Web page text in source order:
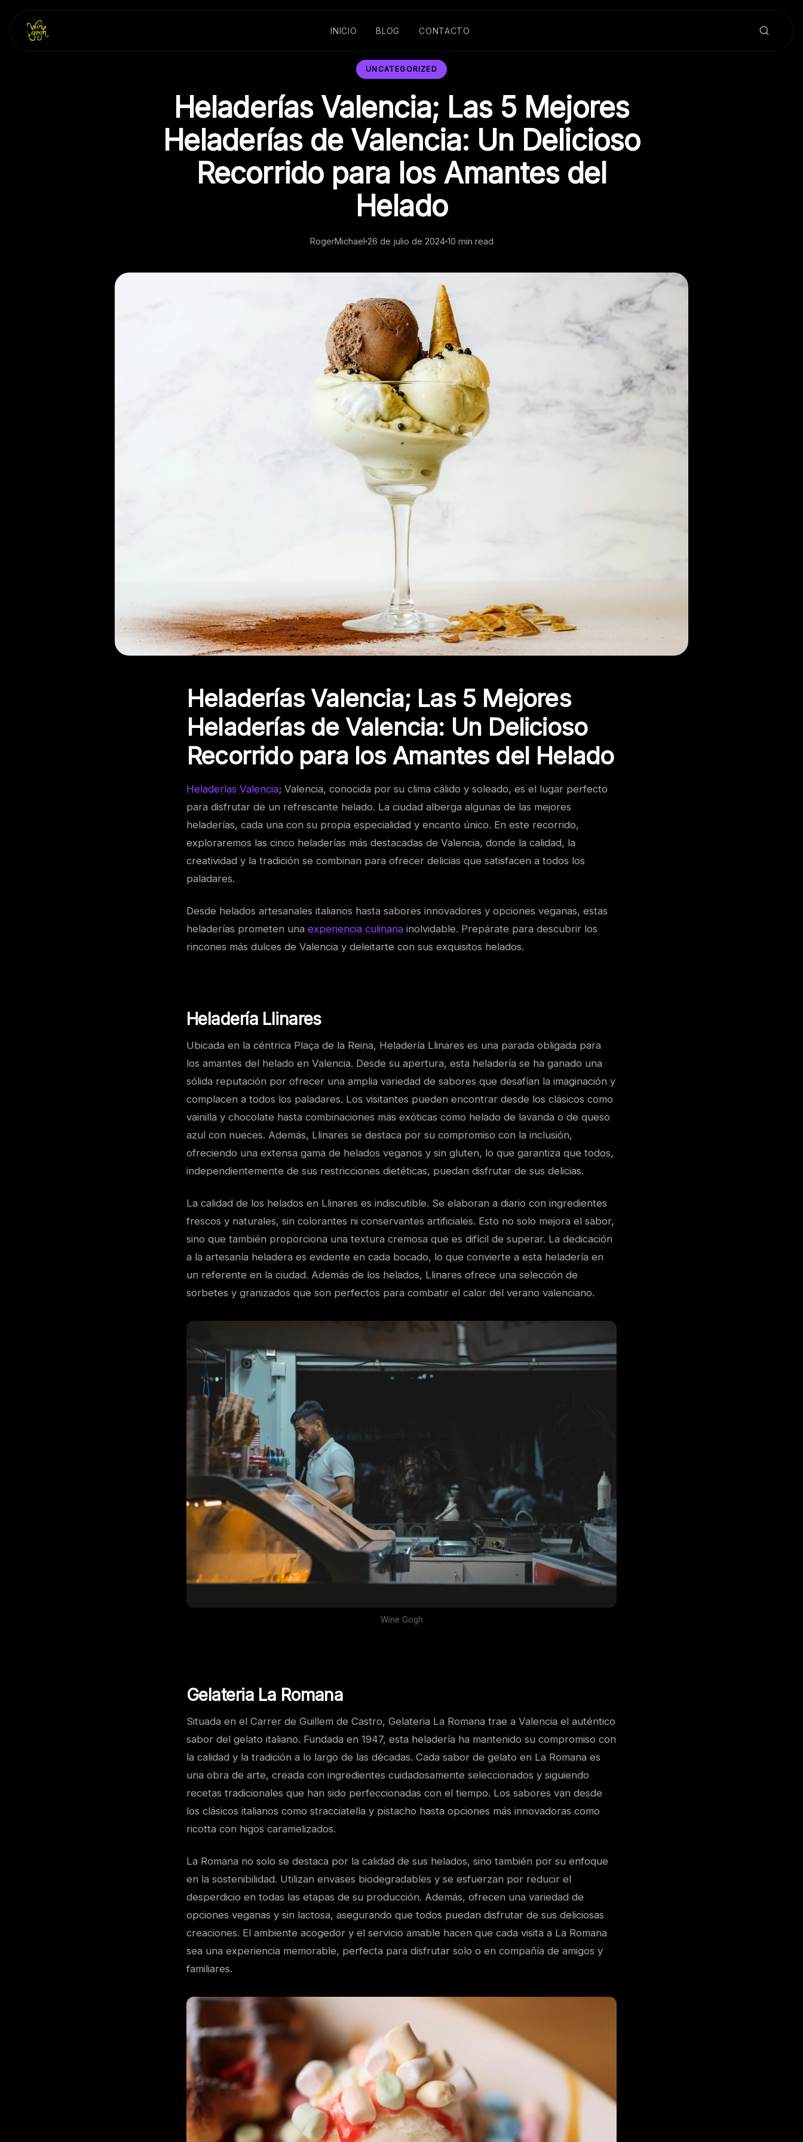
content
INICIO BLOG CONTACTO
UNCATEGORIZED
Heladerías Valencia; Las 5 Mejores
Heladerías de Valencia: Un Delicioso
Recorrido para los Amantes del
Helado
RogerMichael 26 de julio de 2024 10 min read
Heladerías Valencia; Las 5 Mejores
Heladerías de Valencia: Un Delicioso
Recorrido para los Amantes del Helado
Heladerías Valencia; Valencia, conocida por su clima cálido y soleado, es el lugar perfecto
para disfrutar de un refrescante helado. La ciudad alberga algunas de las mejores
heladerías, cada una con su propia especialidad y encanto único. En este recorrido,
exploraremos las cinco heladerías más destacadas de Valencia, donde la calidad, la
creatividad y la tradición se combinan para ofrecer delicias que satisfacen a todos los
paladares.
Desde helados artesanales italianos hasta sabores innovadores y opciones veganas, estas
heladerías prometen una experiencia culinaria inolvidable. Prepárate para descubrir los
rincones más dulces de Valencia y deleitarte con sus exquisitos helados.
Heladería Llinares
Ubicada en la céntrica Plaça de la Reina, Heladería Llinares es una parada obligada para
los amantes del helado en Valencia. Desde su apertura, esta heladería se ha ganado una
sólida reputación por ofrecer una amplia variedad de sabores que desafían la imaginación y
complacen a todos los paladares. Los visitantes pueden encontrar desde los clásicos como
vainilla y chocolate hasta combinaciones más exóticas como helado de lavanda o de queso
azul con nueces. Además, Llinares se destaca por su compromiso con la inclusión,
ofreciendo una extensa gama de helados veganos y sin gluten, lo que garantiza que todos,
independientemente de sus restricciones dietéticas, puedan disfrutar de sus delicias.
La calidad de los helados en Llinares es indiscutible. Se elaboran a diario con ingredientes
frescos y naturales, sin colorantes ni conservantes artificiales. Esto no solo mejora el sabor,
sino que también proporciona una textura cremosa que es difícil de superar. La dedicación
a la artesanía heladera es evidente en cada bocado, lo que convierte a esta heladería en
un referente en la ciudad. Además de los helados, Llinares ofrece una selección de
sorbetes y granizados que son perfectos para combatir el calor del verano valenciano.
Wine Gogh
Gelateria La Romana
Situada en el Carrer de Guillem de Castro, Gelateria La Romana trae a Valencia el auténtico
sabor del gelato italiano. Fundada en 1947, esta heladería ha mantenido su compromiso con
la calidad y la tradición a lo largo de las décadas. Cada sabor de gelato en La Romana es
una obra de arte, creada con ingredientes cuidadosamente seleccionados y siguiendo
recetas tradicionales que han sido perfeccionadas con el tiempo. Los sabores van desde
los clásicos italianos como stracciatella y pistacho hasta opciones más innovadoras como
ricotta con higos caramelizados.
La Romana no solo se destaca por la calidad de sus helados, sino también por su enfoque
en la sostenibilidad. Utilizan envases biodegradables y se esfuerzan por reducir el
desperdicio en todas las etapas de su producción. Además, ofrecen una variedad de
opciones veganas y sin lactosa, asegurando que todos puedan disfrutar de sus deliciosas
creaciones. El ambiente acogedor y el servicio amable hacen que cada visita a La Romana
sea una experiencia memorable, perfecta para disfrutar solo o en compañía de amigos y
familiares.